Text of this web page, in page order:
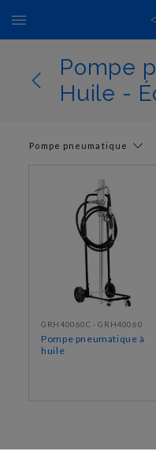
Basculer
la
navigationPompe
Huile -
Pompe pneumatique
GRH40060C - GRH40060
Pompe pneumatique à
huile